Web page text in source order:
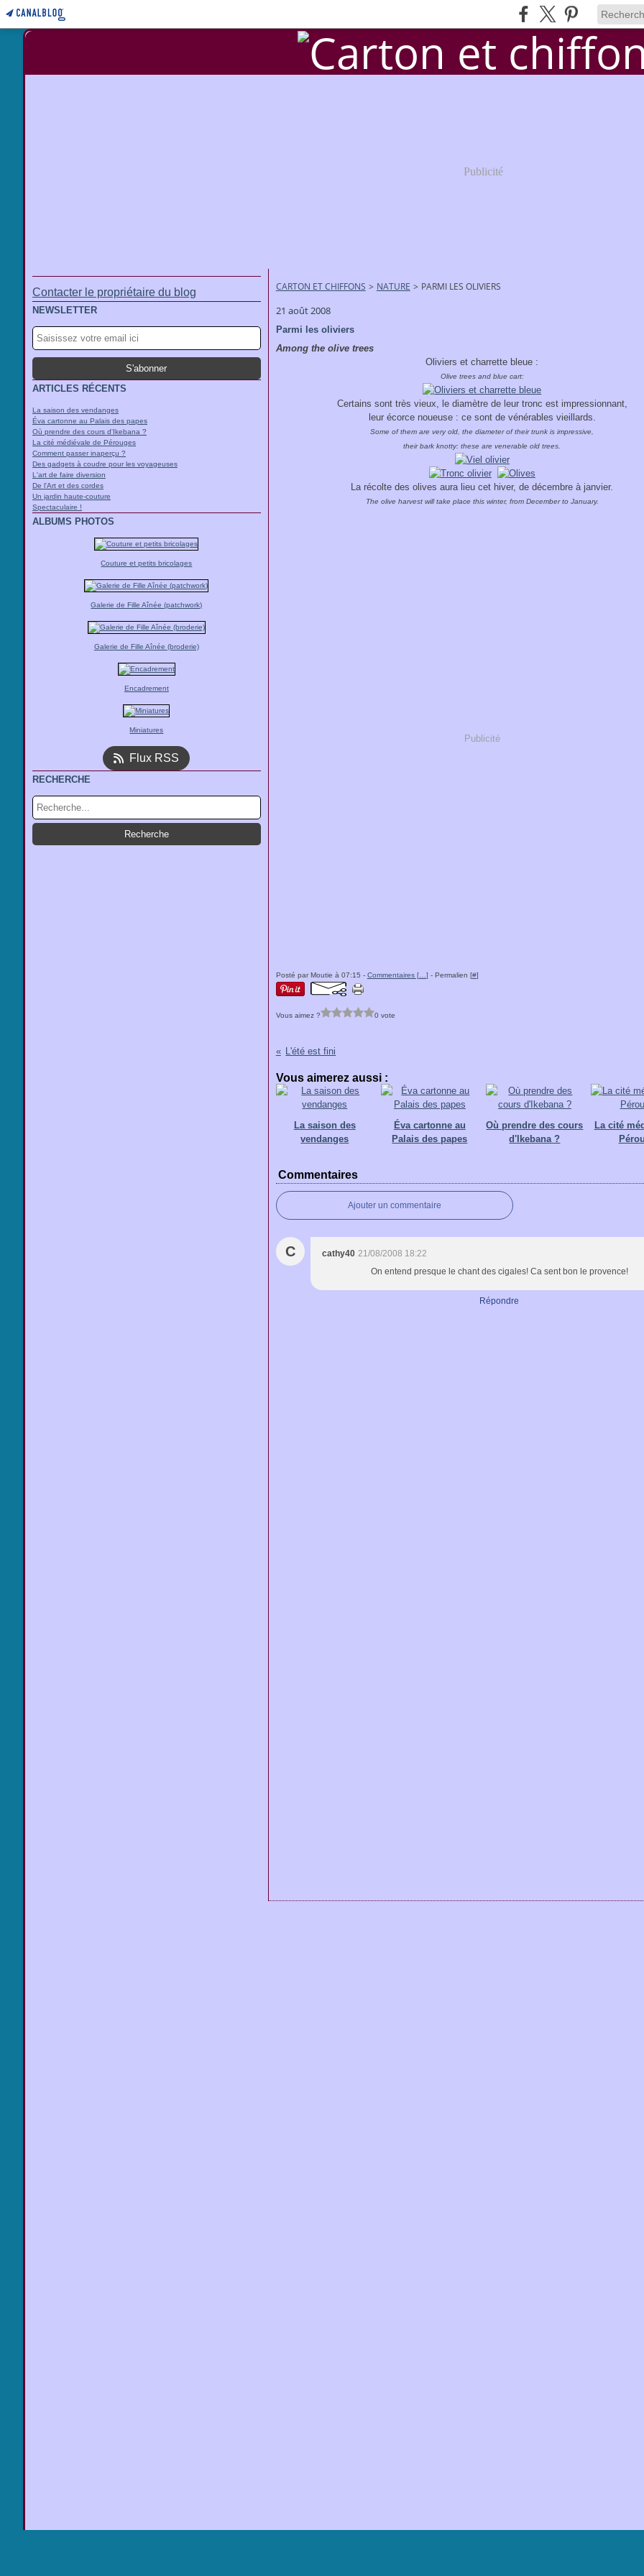
Publicité
Contacter le propriétaire du blog
NEWSLETTER
ARTICLES RÉCENTS
La saison des vendanges
Éva cartonne au Palais des papes
Où prendre des cours d'Ikebana ?
La cité médiévale de Pérouges
Comment passer inaperçu ?
Des gadgets à coudre pour les voyageuses
L'art de faire diversion
De l'Art et des cordes
Un jardin haute-couture
Spectaculaire !
ALBUMS PHOTOS
Couture et petits bricolages
Galerie de Fille Aînée (patchwork)
Galerie de Fille Aînée (broderie)
Encadrement
Miniatures
Flux RSS
RECHERCHE
CARTON ET CHIFFONS > NATURE > PARMI LES OLIVIERS
21 août 2008
Parmi les oliviers
Among the olive trees
Oliviers et charrette bleue :
Olive trees and blue cart:
Certains sont très vieux, le diamètre de leur tronc est impressionnant,
leur écorce noueuse : ce sont de vénérables vieillards.
Some of them are very old, the diameter of their trunk is impressive,
their bark knotty: these are venerable old trees.
La récolte des olives aura lieu cet hiver, de décembre à janvier.
The olive harvest will take place this winter, from December to January.
Publicité
Posté par Moutie à 07:15 - Commentaires [… ] - Permalien [#]
Vous aimez ? 0 vote
L'été est fini
Vous aimerez aussi :
La saison des
vendanges
Éva cartonne au
Palais des papes
Où prendre des cours
d'Ikebana ?
La cité
Commentaires
Ajouter un commentaire
C cathy40 21/08/2008 18:22
On entend presque le chant des cigales! Ca sent bon le provence!
Répondre